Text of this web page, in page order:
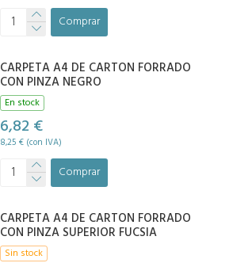
Comprar
CARPETA A4 DE CARTON FORRADO
CON PINZA NEGRO
En stock
6,82 €
8,25 € (con IVA)
Comprar
CARPETA A4 DE CARTON FORRADO
CON PINZA SUPERIOR FUCSIA
Sin stock